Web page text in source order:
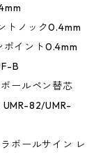
トノック0.4mm
ポイント0.4mm
B
ールペン替芯
82/UMR-
ボールサイン レ